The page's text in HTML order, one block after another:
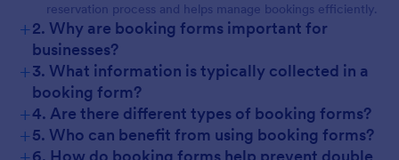
reservation process and helps manage bookings efficiently.
+2. Why are booking forms important for
businesses?
+3. What information is typically collected in a
booking form?
+4. Are there different types of booking forms?
+5. Who can benefit from using booking forms?